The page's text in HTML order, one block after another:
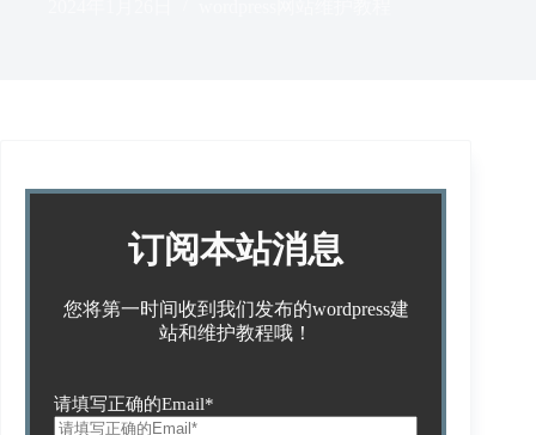
订阅本站消息
您将第一时间收到我们发布的wordpress建
站和维护教程哦！
请填写正确的Email*